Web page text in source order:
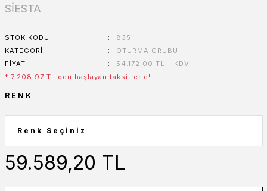
SİESTA
STOK KODU
835
KATEGORI
OTURMA GRUBU
FIYAT
54.172,00 TL + KDV
* 7.208,97 TL den başlayan taksitlerle!
RENK
59.589,20 TL